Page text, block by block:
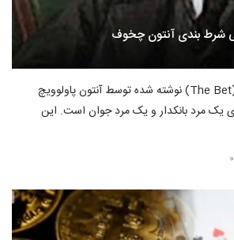
شرط بندی آنتون چخوف
داستان کوتاه شرط بندی (The Bet) نوشته شده توسط آنتون پاولوویچ
یک مرد بانکدار و یک مرد جوان است. این
۰